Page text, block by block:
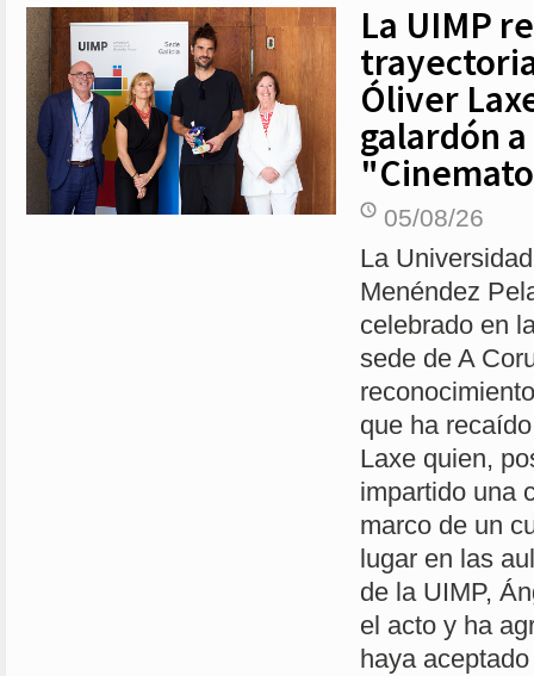
La UIMP
Óliver
galardón
05/08/26
La
Menéndez
celebrado en
sede de A
que ha
Laxe quien,
impartido una
marco de un
lugar en las
de la UIMP,
el acto y ha
haya